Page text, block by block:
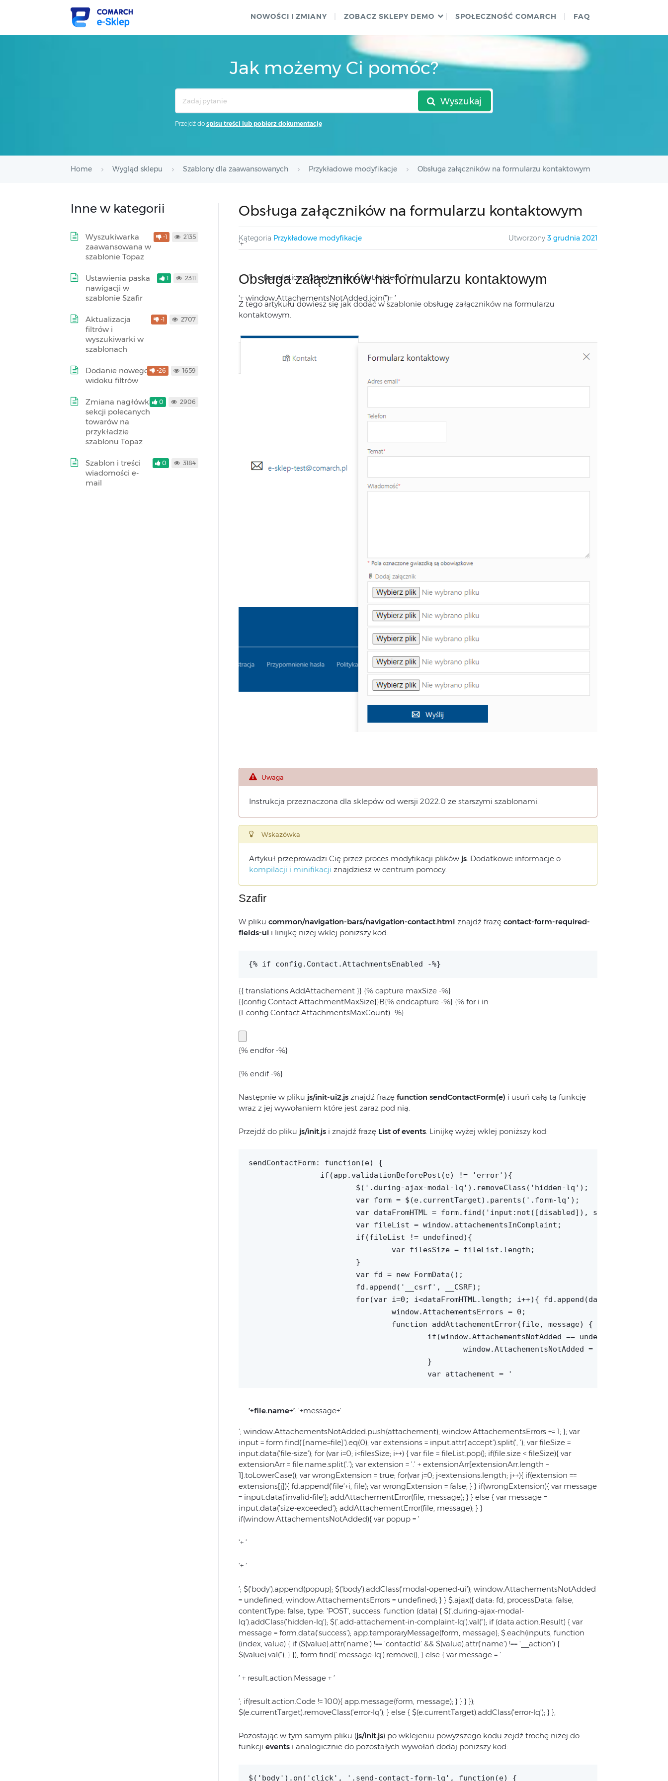
NOWOŚCI I ZMIANY ZOBACZ SKLEPY DEMO SPOŁECZNOŚĆ COMARCH FAQ
Jak możemy Ci pomóc?
Wyszukaj
Przejdź do spisu treści lub pobierz dokumentację
Home Wygląd sklepu Szablony dla zaawansowanych Przykładowe modyfikacje Obsługa załączników na formularzu kontaktowym
Obsługa załączników na formularzu kontaktowym
Kategoria Przykładowe modyfikacje Utworzony 3 grudnia 2021
Obsługa załączników na formularzu kontaktowym
Z tego artykułu dowiesz się jak dodać w szablonie obsługę załączników na formularzu
kontaktowym.
Uwaga
Instrukcja przeznaczona dla sklepów od wersji 2022.0 ze starszymi szablonami.
Wskazówka
Artykuł przeprowadzi Cię przez proces modyfikacji plików js. Dodatkowe informacje o
kompilacji i minifikacji znajdziesz w centrum pomocy.
Szafir
W pliku common/navigation-bars/navigation-contact.html znajdź frazę contact-form-required-
fields-uii linijkę niżej wklej poniższy kod:
{% if config.Contact.AttachmentsEnabled -%}
{{ translations.AddAttachement }} {% capture maxSize -%}
{{config.Contact.AttachmentMaxSize}}B{% endcapture -%} {% for i in
(1..config.Contact.AttachmentsMaxCount) -%}
{% endfor -%}
{% endif -%}
Następnie w pliku js/init-ui2.jsznajdź frazę function sendContactForm(e) i usuń całą tą funkcję
wraz z jej wywołaniem które jest zaraz pod nią.
Przejdź do pliku js/init.jsi znajdź frazę List of events. Linijkę wyżej wklej poniższy kod:
sendContactForm: function(e) {
					var attachement = '
’+file.name+’: '+message+’
’; window.AttachementsNotAdded.push(attachement); window.AttachementsErrors += 1; }; var
input = form.find('[name=file]’).eq(0); var extensions = input.attr(’accept’).split(’, ’); var fileSize =
input.data(’file-size’); for (var i=0; i<filesSize; i++) { var file = fileList.pop(); if(file.size < fileSize){ var
extensionArr = file.name.split(’.’); var extension = ’.’ + extensionArr[extensionArr.length –
1].toLowerCase(); var wrongExtension = true; for(var j=0; j<extensions.length; j++){ if(extension ==
extensions[j]){ fd.append(’file’+i, file); var wrongExtension = false; } } if(wrongExtension){ var message
= input.data(’invalid-file’); addAttachementError(file, message); } } else { var message =
input.data(’size-exceeded’); addAttachementError(file, message); } }
if(window.AttachementsNotAdded){ var popup = ’
'+ ’
'+ ’
’+ __translations.AttachementsNotAdded+ ’’+ ’
'+ window.AttachementsNotAdded.join(”)+ ’
'+ ’
’; $(’body’).append(popup); $(’body’).addClass(’modal-opened-ui’); window.AttachementsNotAdded
= undefined; window.AttachementsErrors = undefined; } } $.ajax({ data: fd, processData: false,
contentType: false, type: 'POST’, success: function (data) { $(’.during-ajax-modal-
lq’).addClass(’hidden-lq’); $(’.add-attachement-in-complaint-lq’).val(”); if (data.action.Result) { var
message = form.data(’success’); app.temporaryMessage(form, message); $.each(inputs, function
(index, value) { if ($(value).attr(’name’) !== 'contactId’ && $(value).attr(’name’) !== '__action’) {
$(value).val(”); } }); form.find(’.message-lq’).remove(); } else { var message = ’
’ + result.action.Message + ’
’; if(result.action.Code != 100){ app.message(form, message); } } } });
$(e.currentTarget).removeClass(’error-lq’); } else { $(e.currentTarget).addClass(’error-lq’); } },
Pozostając w tym samym pliku (js/init.js) po wklejeniu powyższego kodu zejdź trochę niżej do
funkcji eventsi analogicznie do pozostałych wywołań dodaj poniższy kod:
$('body').on('click', '.send-contact-form-lq', function(e) {
Inne w kategorii
Wyszukiwarka
zaawansowana w
szablonie Topaz
-1 2135
Ustawienia paska
nawigacji w
szablonie Szafir
1 2311
Aktualizacja
filtrów i
wyszukiwarki w
szablonach
-1 2707
Dodanie nowego
widoku filtrów
-26 1659
Zmiana nagłówka
sekcji polecanych
towarów na
przykładzie
szablonu Topaz
0 2906
Szablon i treści
wiadomości e-
mail
0 3184